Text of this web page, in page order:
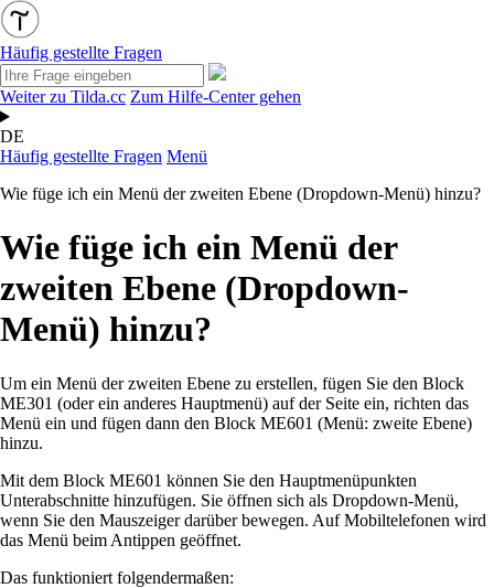
Häufig gestellte Fragen
Weiter zu Tilda.cc Zum Hilfe-Center gehen
DE
Häufig gestellte Fragen Menü
Wie füge ich ein Menü der zweiten Ebene (Dropdown-Menü) hinzu?
Wie füge ich ein Menü der
zweiten Ebene (Dropdown-
Menü) hinzu?
Um ein Menü der zweiten Ebene zu erstellen, fügen Sie den Block
ME301 (oder ein anderes Hauptmenü) auf der Seite ein, richten das
Menü ein und fügen dann den Block ME601 (Menü: zweite Ebene)
hinzu.
Mit dem Block ME601 können Sie den Hauptmenüpunkten
Unterabschnitte hinzufügen. Sie öffnen sich als Dropdown-Menü,
wenn Sie den Mauszeiger darüber bewegen. Auf Mobiltelefonen wird
das Menü beim Antippen geöffnet.
Das funktioniert folgendermaßen: